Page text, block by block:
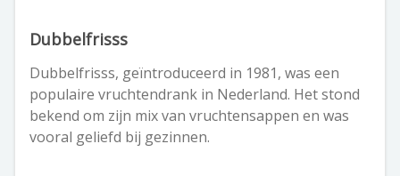
Dubbelfrisss
Dubbelfrisss, geïntroduceerd in 1981, was een
populaire vruchtendrank in Nederland. Het stond
bekend om zijn mix van vruchtensappen en was
vooral geliefd bij gezinnen.